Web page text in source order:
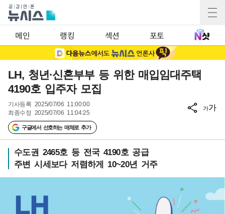
메인 랭킹 섹션 포토
LH, 청년·신혼부부 등 위한 매입임대주택
4190호 입주자 모집
기사등록 2025/07/06 11:00:00
최종수정 2025/07/06 11:04:25
구글에서 선호하는 매체로 추가
가가
수도권 2465호 등 전국 4190호 공급
주변 시세보다 저렴하게 10~20년 거주